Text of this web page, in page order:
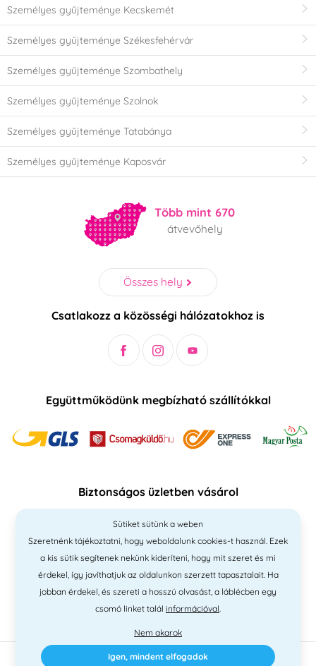
Személyes gyűjteménye Kecskemét
Személyes gyűjteménye Székesfehérvár
Személyes gyűjteménye Szombathely
Személyes gyűjteménye Szolnok
Személyes gyűjteménye Tatabánya
Személyes gyűjteménye Kaposvár
Több mint 670
átvevőhely
Összes hely
Csatlakozz a közösségi hálózatokhoz is
Együttműködünk megbízható szállítókkal
Biztonságos üzletben vásárol
2010 - 2026 © PNM International Kft. • technikai választék Simplia
Sütiket sütünk a weben
Szeretnénk tájékoztatni, hogy weboldalunk cookies-t használ. Ezek
a kis sütik segítenek nekünk kideríteni, hogy mit szeret és mi
érdekel, így javíthatjuk az oldalunkon szerzett tapasztalait. Ha
jobban érdekel, és szereti a hosszú olvasást, a láblécben egy
csomó linket talál információval.
Nem akarok
Igen, mindent elfogadok